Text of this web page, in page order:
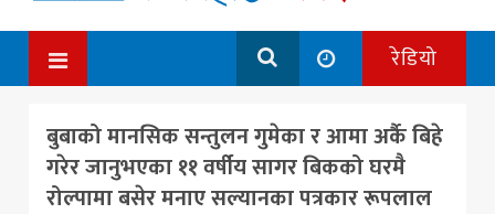
रेडियो
बुबाको मानसिक सन्तुलन गुमेका र आमा अर्कै बिहे
गरेर जानुभएका ११ वर्षीय सागर बिकको घरमै
रोल्पामा बसेर मनाए सल्यानका पत्रकार रूपलाल